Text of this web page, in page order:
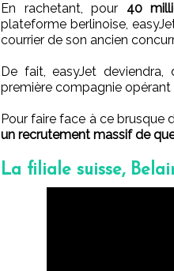
En rachetant, pour 40
plateforme berlinoise,
courrier de son ancien
De fait, easyJet deviendra,
première compagnie opérant
Pour faire face à ce brusque
un recrutement massif de
La filiale suisse,